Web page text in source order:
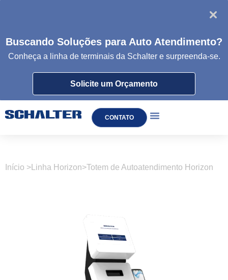
Buscando Soluções para Auto Atendimento?
Conheça a linha de terminais da Schalter e surpreenda-se.
Solicite um Orçamento
CONTATO
Início > Linha Horizon>Totem de Autoatendimento Horizon